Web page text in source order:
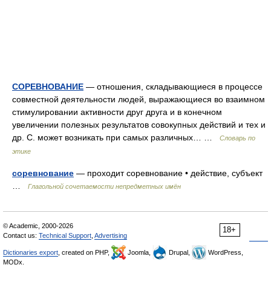
СОРЕВНОВАНИЕ — отношения, складывающиеся в процессе
совместной деятельности людей, выражающиеся во взаимном
стимулировании активности друг друга и в конечном
увеличении полезных результатов совокупных действий и тех и
др. С. может возникать при самых различных… …
Словарь по
этике
соревнование — проходит соревнование • действие, субъект
Глагольной сочетаемости непредметных имён
18+
© Academic, 2000-2026
Contact us: Technical Support Advertising
Dictionaries export , created on PHP, Joomla, Drupal,
WordPress,
MODx.